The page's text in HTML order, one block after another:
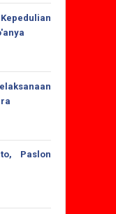
Paslon